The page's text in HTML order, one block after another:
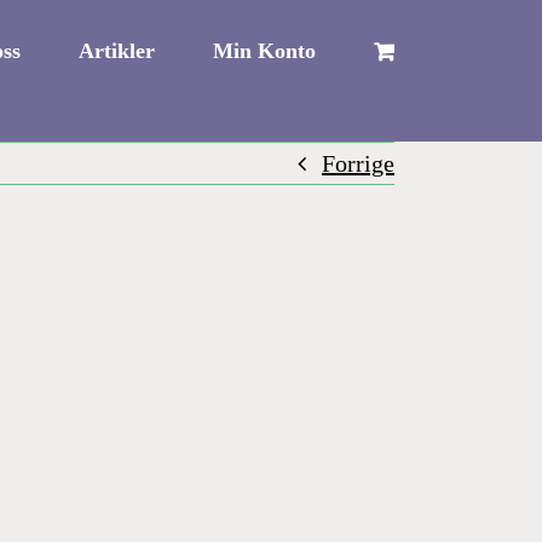
Artikler Min Konto
Forrige